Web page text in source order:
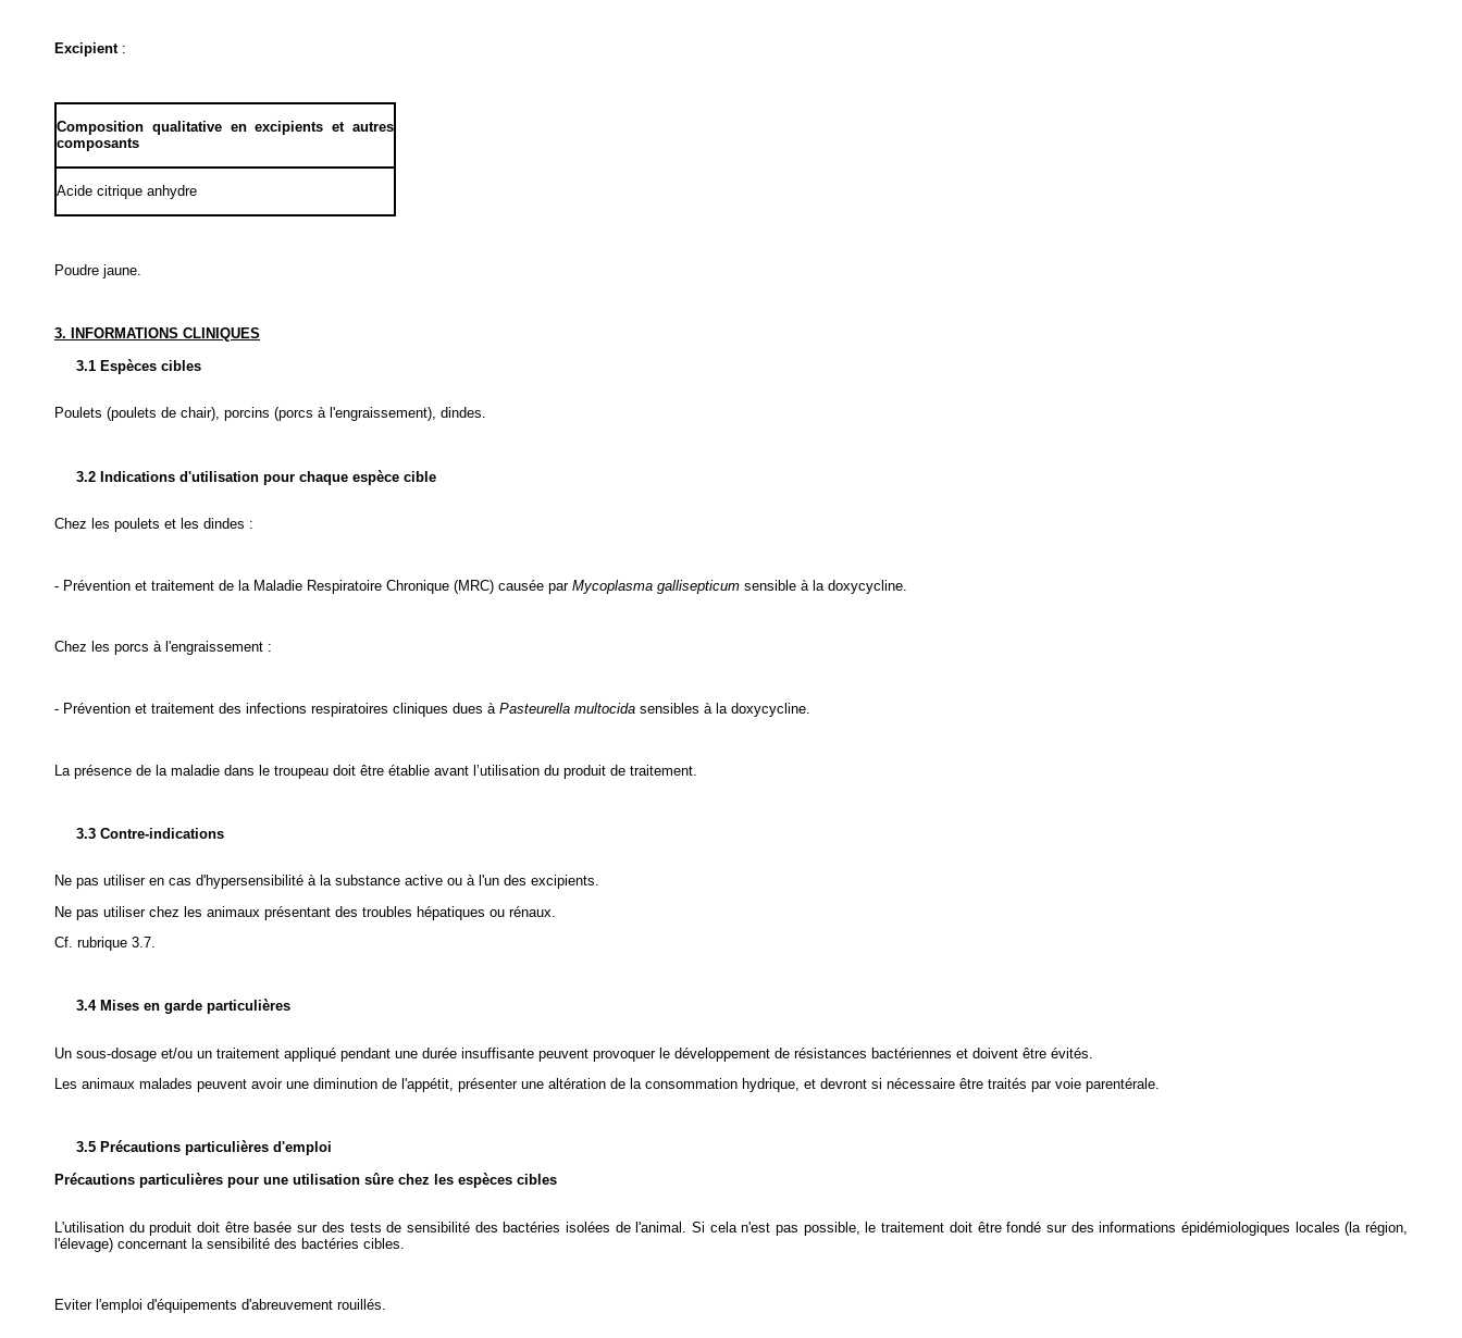
Excipient:
Composition qualitative en excipients et autres
composants
Acide citrique anhydre
Poudre jaune.
3. INFORMATIONS CLINIQUES
3.1 Espèces cibles
Poulets (poulets de chair), porcins (porcs à l'engraissement), dindes.
3.2 Indications d'utilisation pour chaque espèce cible
Chez les poulets et les dindes :
- Prévention et traitement de la Maladie Respiratoire Chronique (MRC) causée par Mycoplasma gallisepticum sensible à la doxycycline.
Chez les porcs à l'engraissement :
- Prévention et traitement des infections respiratoires cliniques dues à Pasteurella multocida sensibles à la doxycycline.
La présence de la maladie dans le troupeau doit être établie avant l’utilisation du produit de traitement.
3.3 Contre-indications
Ne pas utiliser en cas d'hypersensibilité à la substance active ou à l'un des excipients.
Ne pas utiliser chez les animaux présentant des troubles hépatiques ou rénaux.
Cf. rubrique 3.7.
3.4 Mises en garde particulières
Un sous-dosage et/ou un traitement appliqué pendant une durée insuffisante peuvent provoquer le développement de résistances bactériennes et doivent être évités.
Les animaux malades peuvent avoir une diminution de l'appétit, présenter une altération de la consommation hydrique, et devront si nécessaire être traités par voie parentérale.
3.5 Précautions particulières d'emploi
Précautions particulières pour une utilisation sûre chez les espèces cibles
L'utilisation du produit doit être basée sur des tests de sensibilité des bactéries isolées de l'animal. Si cela n'est pas possible, le traitement doit être fondé sur des informations épidémiologiques locales (la région,
l'élevage) concernant la sensibilité des bactéries cibles.
Eviter l'emploi d'équipements d'abreuvement rouillés.